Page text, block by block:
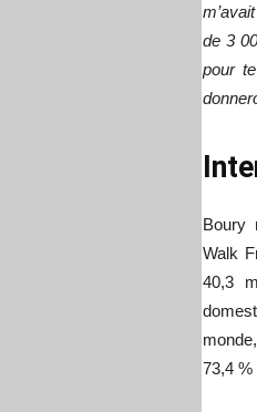
de 3
pour
Boury
Walk
40,3
73,4